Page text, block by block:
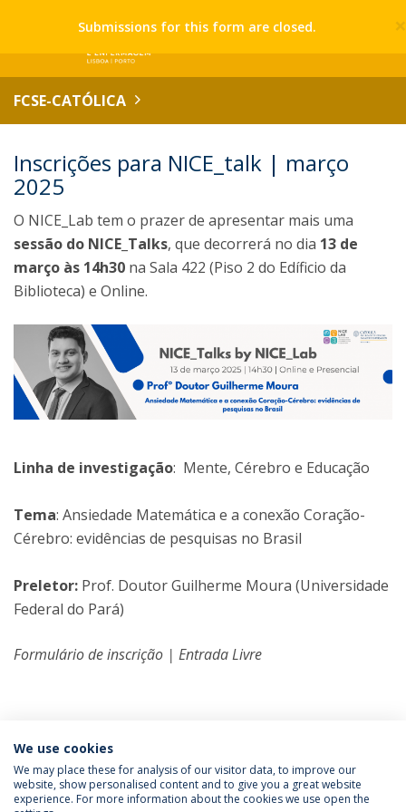
×
Submissions for this form are closed.
FCSE-CATÓLICA
Inscrições para NICE_talk | março
2025
O NICE_Lab tem o prazer de apresentar mais uma
sessão do NICE_Talks, que decorrerá no dia 13 de
março às 14h30 na Sala 422 (Piso 2 do Edíficio da
Biblioteca) e Online.
Linha de investigação: Mente, Cérebro e Educação
Tema: Ansiedade Matemática e a conexão Coração-
Cérebro: evidências de pesquisas no Brasil
Preletor: Prof. Doutor Guilherme Moura (Universidade
Federal do Pará)
Formulário de inscrição | Entrada Livre
Política de Privacidade Termos e Condições
We use cookies
We may place these for analysis of our visitor data, to improve our
website, show personalised content and to give you a great website
experience. For more information about the cookies we use open the